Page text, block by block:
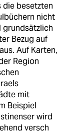
die besetzten
nicht
grundsätzlich
Bezug auf
Auf Karten,
Region
mit
Beispiel
wird
versch